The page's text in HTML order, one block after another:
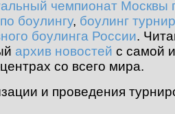
чемпионат Москвы
боулингу, боулинг
боулинга России.
архив новостей с самой
со всего мира.
и проведения